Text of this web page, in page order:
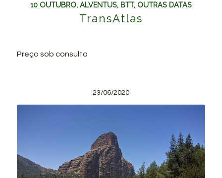
10 OUTUBRO, ALVENTUS, BTT, OUTRAS DATAS
TransAtlas
Preço sob consulta
23/06/2020